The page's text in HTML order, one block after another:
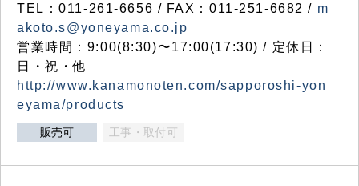
TEL：011-261-6656 / FAX：011-251-6682 / m
akoto.s@yoneyama.co.jp
営業時間：9:00(8:30)〜17:00(17:30) / 定休日：
日・祝・他
http://www.kanamonoten.com/sapporoshi-yon
eyama/products
販売可 工事・取付可